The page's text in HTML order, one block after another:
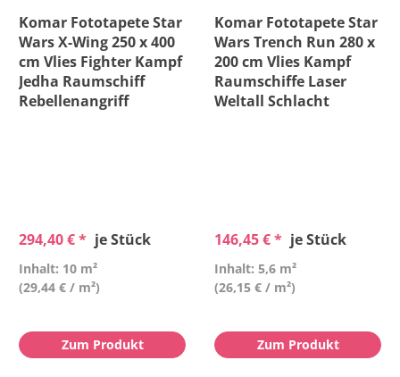
Komar Fototapete Star
Wars X-Wing 250 x 400
cm Vlies Fighter Kampf
Jedha Raumschiff
Rebellenangriff
294,40 € * je Stück
Inhalt: 10 m²
(29,44 € / m²)
Zum Produkt
Komar Fototapete Star
Wars Trench Run 280 x
200 cm Vlies Kampf
Raumschiffe Laser
Weltall Schlacht
146,45 € * je Stück
Inhalt: 5,6 m²
(26,15 € / m²)
Zum Produkt